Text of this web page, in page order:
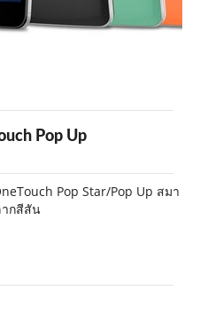
Pop Up
Pop Star/Pop Up สมา
กสีสัน